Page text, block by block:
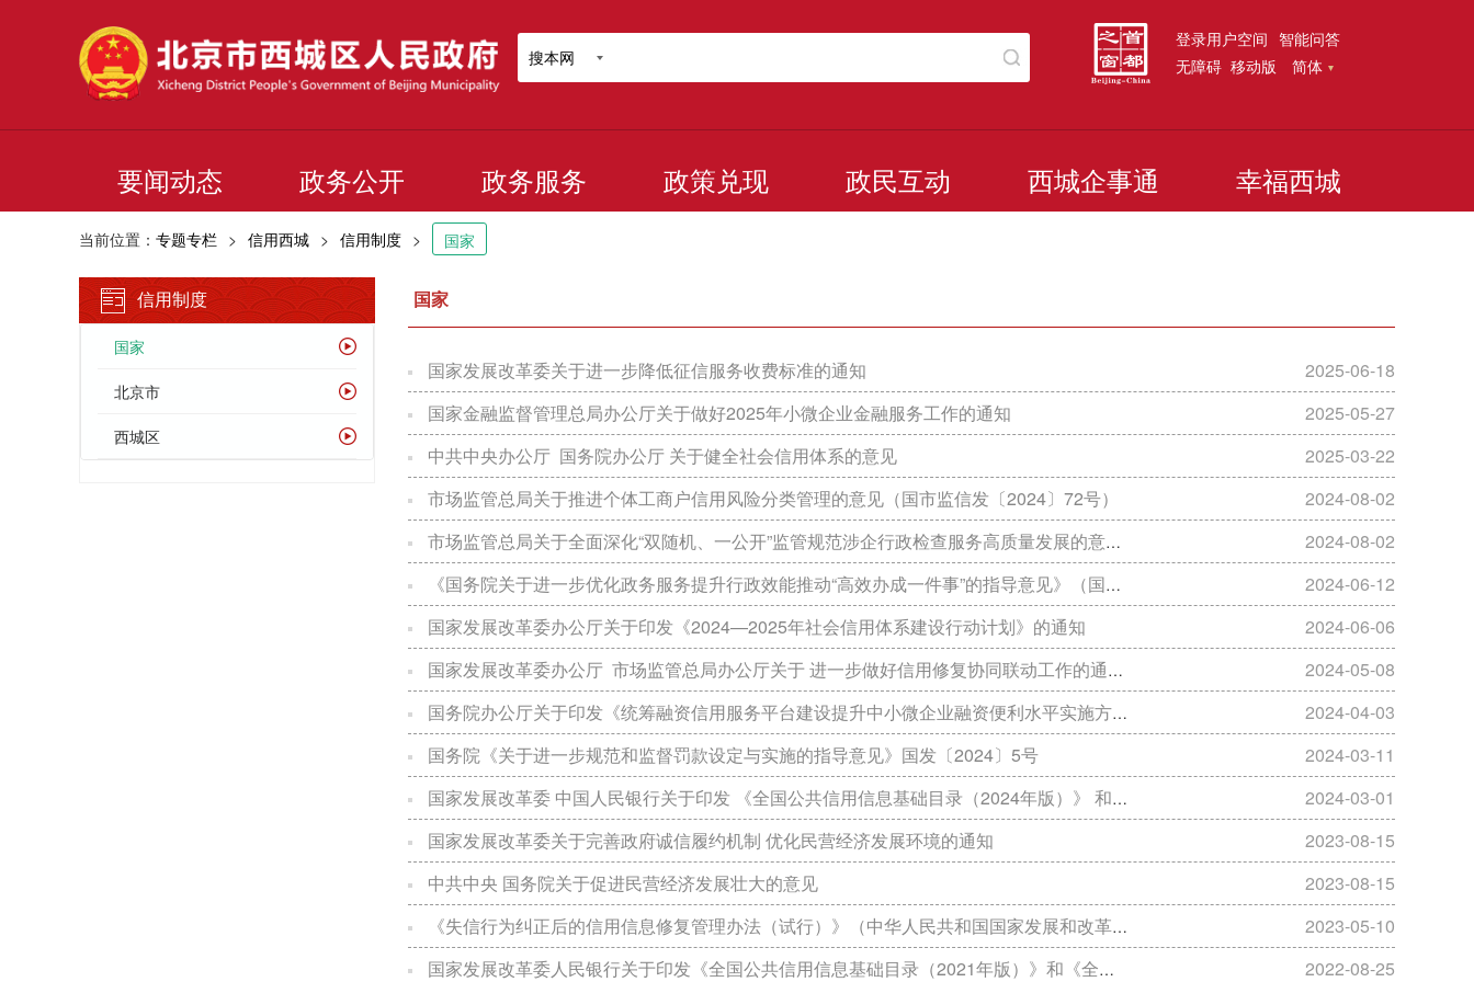
搜本网
登录用户空间 智能问答
无障碍 移动版 简体
要闻动态 政务公开 政务服务 政策兑现 政民互动 西城企事通 幸福西城
当前位置： 专题专栏 > 信用西城 > 信用制度 > 国家
信用制度
国家
北京市
西城区
国家
国家发展改革委关于进一步降低征信服务收费标准的通知
2025-06-18
国家金融监督管理总局办公厅关于做好2025年小微企业金融服务工作的通知
2025-05-27
中共中央办公厅 国务院办公厅 关于健全社会信用体系的意见
2025-03-22
市场监管总局关于推进个体工商户信用风险分类管理的意见（国市监信发〔2024〕72号）
2024-08-02
市场监管总局关于全面深化“双随机、一公开”监管规范涉企行政检查服务高质量发展的意见（国市监信规〔2024〕5 号）
2024-08-02
《国务院关于进一步优化政务服务提升行政效能推动“高效办成一件事”的指导意见》（国发〔2024〕3号）
2024-06-12
国家发展改革委办公厅关于印发《2024—2025年社会信用体系建设行动计划》的通知
2024-06-06
国家发展改革委办公厅 市场监管总局办公厅关于 进一步做好信用修复协同联动工作的通知（发改办财金〔2024〕33号）
2024-05-08
国务院办公厅关于印发《统筹融资信用服务平台建设提升中小微企业融资便利水平实施方案》的通知（国办发〔2024〕15号）
2024-04-03
国务院《关于进一步规范和监督罚款设定与实施的指导意见》国发〔2024〕5号
2024-03-11
国家发展改革委 中国人民银行关于印发 《全国公共信用信息基础目录（2024年版）》 和《全国失信惩戒措施基础清单 （2024年版）》的通知
2024-03-01
国家发展改革委关于完善政府诚信履约机制 优化民营经济发展环境的通知
2023-08-15
中共中央 国务院关于促进民营经济发展壮大的意见
2023-08-15
《失信行为纠正后的信用信息修复管理办法（试行）》（中华人民共和国国家发展和改革委员会第58号）
2023-05-10
国家发展改革委人民银行关于印发《全国公共信用信息基础目录（2021年版）》和《全国失信惩戒措施基础清单 （2021年版）》的通知
2022-08-25